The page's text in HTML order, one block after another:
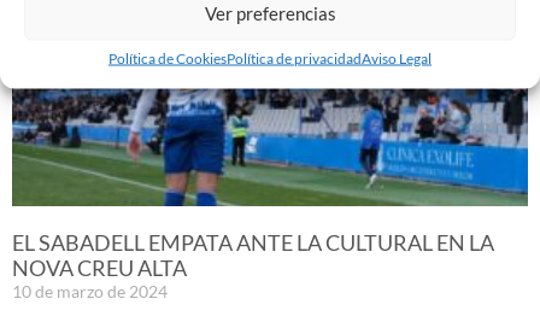
Ver preferencias
Política de CookiesPolítica de privacidadAviso Legal
EL SABADELL EMPATA ANTE LA CULTURAL EN LA
NOVA CREU ALTA
10 de marzo de 2024